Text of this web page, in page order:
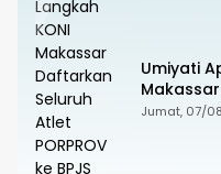
Umiyati
Jumat, 07/